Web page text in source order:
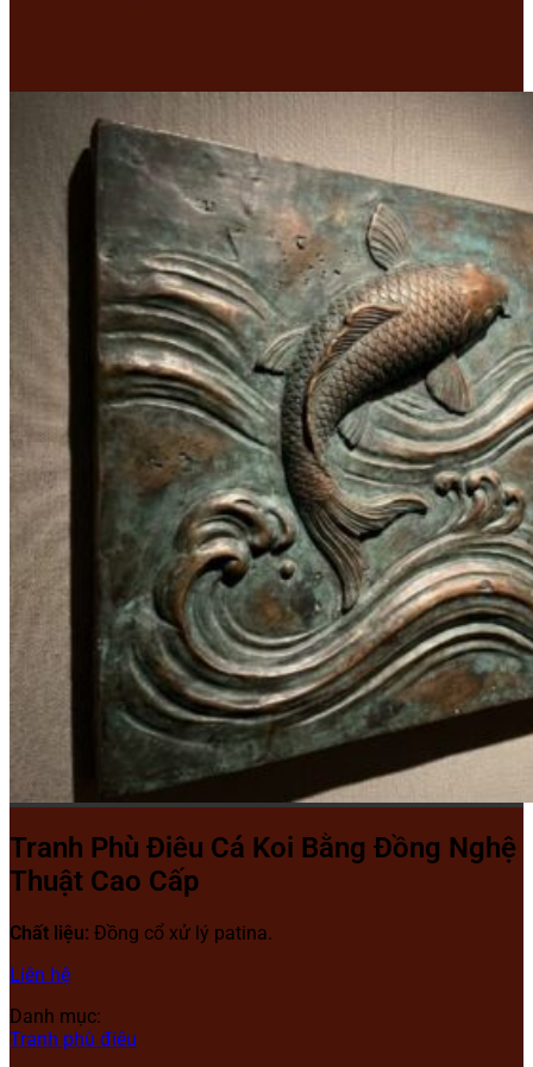
Tranh Phù Điêu Cá Koi Bằng Đồng Nghệ
Thuật Cao Cấp
Chất liệu: Đồng cổ xử lý patina.
Liên hệ
Danh mục:
Tranh phù điêu